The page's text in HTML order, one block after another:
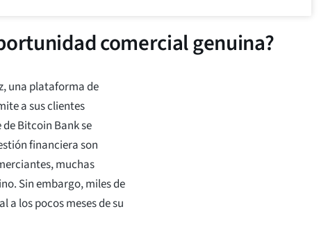
comercial genuina?
una plataforma de
a sus clientes
Bitcoin Bank se
financiera son
muchas
Sin embargo, miles de
a los pocos meses de su